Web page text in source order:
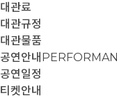
대관료
대관규정
대관물품
공연안내
공연일정
티켓안내